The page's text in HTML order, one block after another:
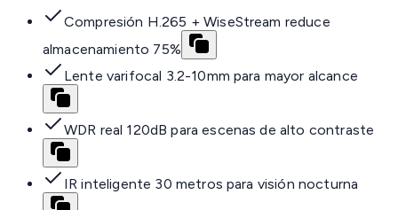
Compresión H.265 + WiseStream reduce
almacenamiento 75%
Lente varifocal 3.2-10mm para mayor alcance
WDR real 120dB para escenas de alto contraste
IR inteligente 30 metros para visión nocturna